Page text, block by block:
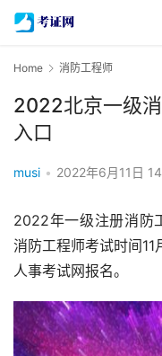
Home 消防工程师
2022北京一级
入口
musi • 2022年6月11日
2022年一级注册消防
消防工程师考试时间
人事考试网报名。